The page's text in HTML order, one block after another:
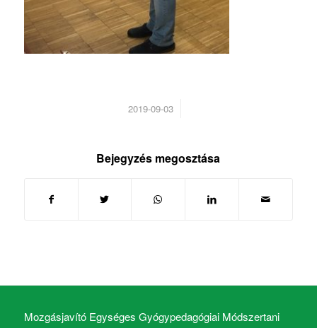
2019-09-03
/
Bejegyzés megosztása
Mozgásjavító Egységes Gyógypedagógiai Módszertani